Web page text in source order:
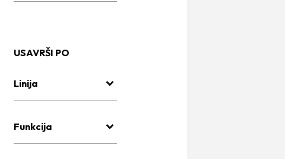
USAVRŠI PO
Linija
Funkcija